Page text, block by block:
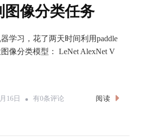
图像分类任务
学习，花了两天时间利用paddle
像分类模型： LeNet AlexNet V
16日
眼
有0条评论 阅读